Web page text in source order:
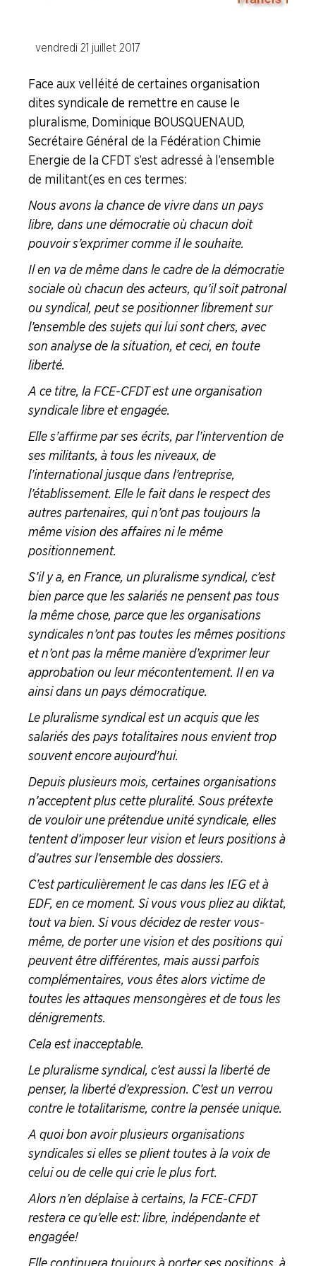
SERVICES
NOUS
CONNAÎTRE
BOITE
OUTILS
AGENDA
Pourquoi
adhérer ?
vendredi 21 juillet 2017
Face aux velléité de certaines organisation
dites syndicale de remettre en cause le
pluralisme, Dominique BOUSQUENAUD,
Secrétaire Général de la Fédération Chimie
Energie de la CFDT s’est adressé à l’ensemble
de militant(es en ces termes :
Nous avons la chance de vivre dans un pays
libre, dans une démocratie où chacun doit
pouvoir s’exprimer comme il le souhaite.
Il en va de même dans le cadre de la démocratie
sociale où chacun des acteurs, qu’il soit patronal
ou syndical, peut se positionner librement sur
l’ensemble des sujets qui lui sont chers, avec
son analyse de la situation, et ceci, en toute
liberté.
A ce titre, la FCE-CFDT est une organisation
syndicale libre et engagée.
Elle s’affirme par ses écrits, par l’intervention de
ses militants, à tous les niveaux, de
l’international jusque dans l’entreprise,
l’établissement. Elle le fait dans le respect des
autres partenaires, qui n’ont pas toujours la
même vision des affaires ni le même
positionnement.
S’il y a, en France, un pluralisme syndical, c’est
bien parce que les salariés ne pensent pas tous
la même chose, parce que les organisations
syndicales n’ont pas toutes les mêmes positions
et n’ont pas la même manière d’exprimer leur
approbation ou leur mécontentement. Il en va
ainsi dans un pays démocratique.
Le pluralisme syndical est un acquis que les
salariés des pays totalitaires nous envient trop
souvent encore aujourd’hui.
Depuis plusieurs mois, certaines organisations
n’acceptent plus cette pluralité. Sous prétexte
de vouloir une prétendue unité syndicale, elles
tentent d’imposer leur vision et leurs positions à
d’autres sur l’ensemble des dossiers.
C’est particulièrement le cas dans les IEG et à
EDF, en ce moment. Si vous vous pliez au diktat,
tout va bien. Si vous décidez de rester vous-
même, de porter une vision et des positions qui
peuvent être différentes, mais aussi parfois
complémentaires, vous êtes alors victime de
toutes les attaques mensongères et de tous les
dénigrements.
Cela est inacceptable.
Le pluralisme syndical, c’est aussi la liberté de
penser, la liberté d’expression. C’est un verrou
contre le totalitarisme, contre la pensée unique.
A quoi bon avoir plusieurs organisations
syndicales si elles se plient toutes à la voix de
celui ou de celle qui crie le plus fort.
Alors n’en déplaise à certains, la FCE-CFDT
restera ce qu’elle est : libre, indépendante et
engagée !